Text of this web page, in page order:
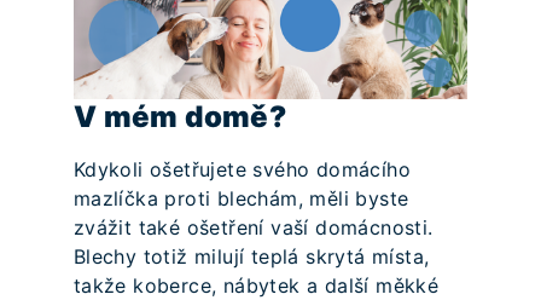
V mém domě?
Kdykoli ošetřujete svého domácího
mazlíčka proti blechám, měli byste
zvážit také ošetření vaší domácnosti.
Blechy totiž milují teplá skrytá místa,
takže koberce, nábytek a další měkké